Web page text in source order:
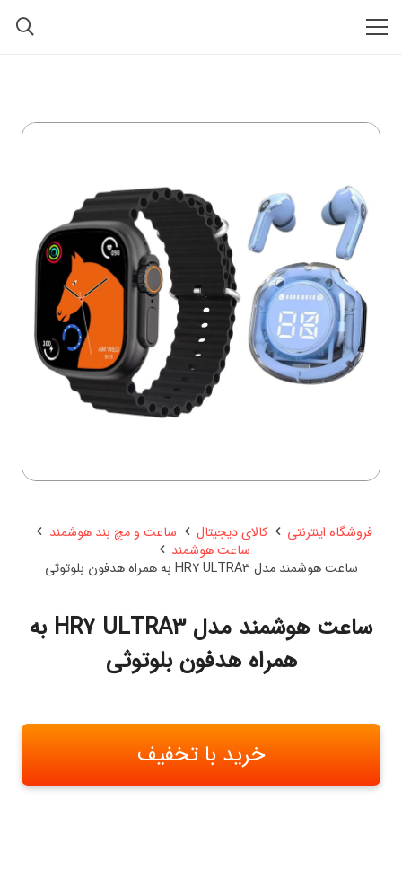
فروشگاه اینترنتی کالای دیجیتال
ساعت و مچ بند هوشمند
ساعت هوشمند
ساعت هوشمند مدل HR7 ULTRA3 به همراه هدفون بلوتوثی
ساعت هوشمند مدل HR7 ULTRA3 به
همراه هدفون بلوتوثی
خرید با تخفیف